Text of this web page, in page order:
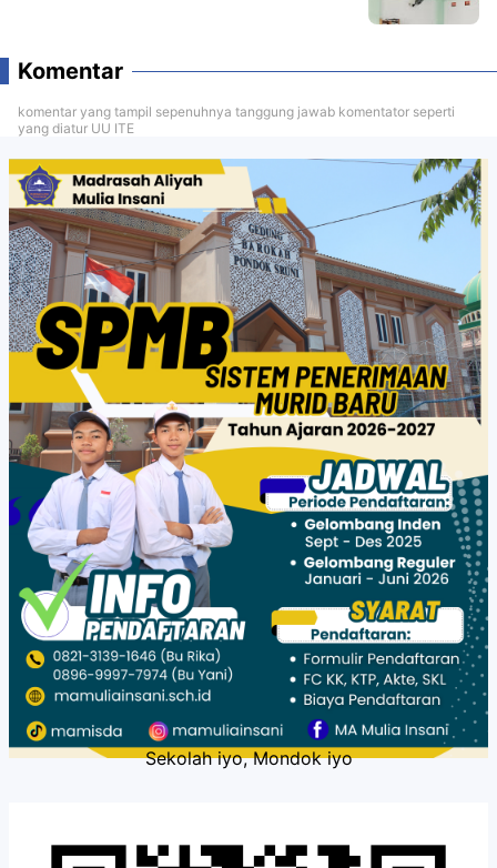
Komentar
komentar yang tampil sepenuhnya tanggung jawab komentator seperti
yang diatur UU ITE
Sekolah iyo, Mondok iyo